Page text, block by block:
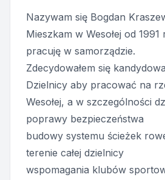
Nazywam się Bogdan
Mieszkam w Wesołej od
pracuję w samorządzie.
Zdecydowałem się
Dzielnicy aby pracować na
Wesołej, a w szczególności
poprawy bezpieczeństwa
budowy systemu ścieżek
terenie całej dzielnicy
wspomagania klubów